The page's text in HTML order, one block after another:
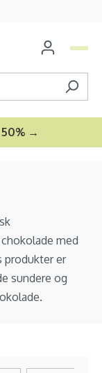
→
med
produkter er
sundere og